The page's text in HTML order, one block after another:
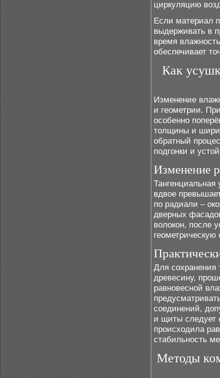
циркуляцию
Если материал
выдерживать в
время
обеспечивает
Как
Изменение
и геометрии.
особенно
толщины и
обратный
подгонки и
Изменение
вдвое
по радиали –
дверных
волокон, после
Для сохранения
древесину,
равновесной
соединений,
и щиты следует
происходила
стабильность
Методы